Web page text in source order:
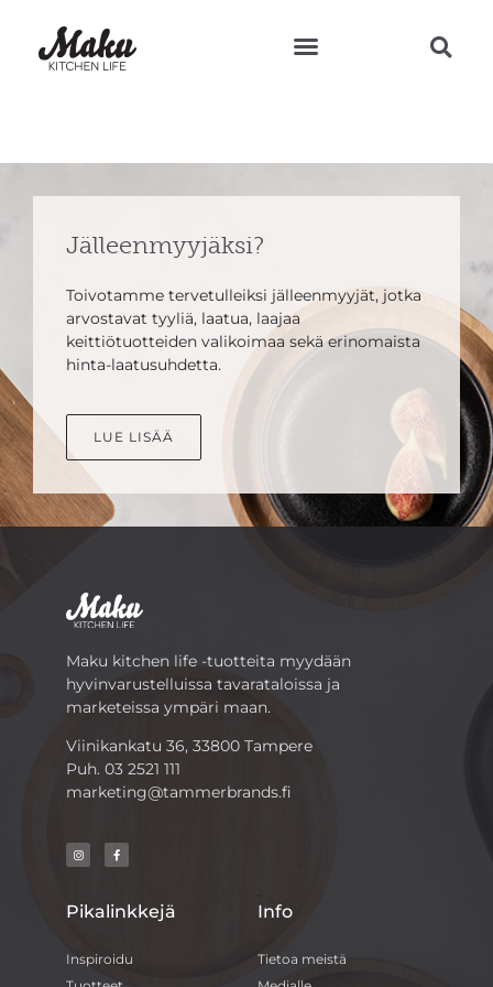
Jälleenmyyjäksi?
Toivotamme tervetulleiksi jälleenmyyjät, jotka
arvostavat tyyliä, laatua, laajaa
keittiötuotteiden valikoimaa sekä erinomaista
hinta-laatusuhdetta.
LUE LISÄÄ
Maku kitchen life -tuotteita myydään
hyvinvarustelluissa tavarataloissa ja
marketeissa ympäri maan.
Viinikankatu 36, 33800 Tampere
Puh. 03 2521 111
marketing@tammerbrands.fi
Pikalinkkejä
Inspiroidu
Info
Tietoa meistä